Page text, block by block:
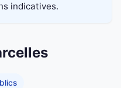
indicatives.